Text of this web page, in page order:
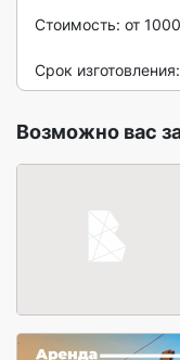
Стоимость: от
Срок
Возможно вас